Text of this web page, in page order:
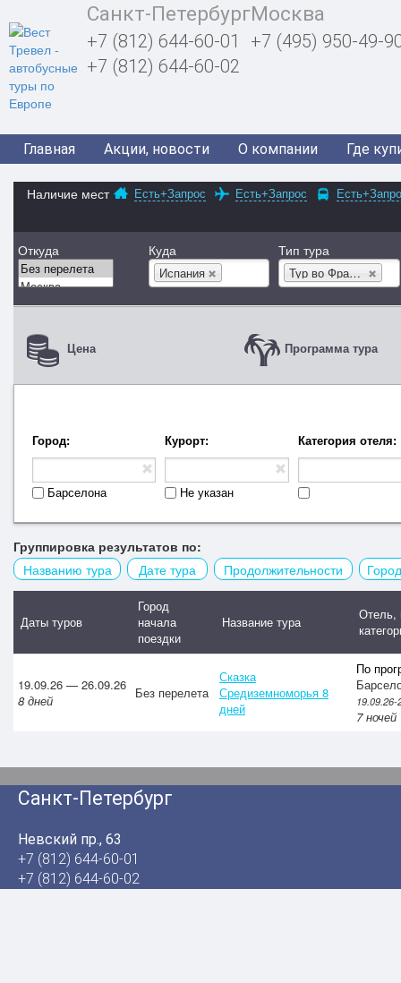
Санкт-Петербург
+7 (812) 644-60-01
+7 (812) 644-60-02
Москва
+7 (495) 950-49-
Главная Акции, новости О компании Где
Наличие мест Есть+Запрос Есть+Запрос
Откуда Куда Тип тура
Испания Тур во Францию
Цена Программа тура
Город:
Барселона
Курорт:
Не указан
Категория отеля:
Группировка результатов по:
Названию тура
Дате тура Продолжительности
Даты туров
Город
начала
поездки
Название тура
Отель,
19.09.26 — 26.09.26
8 дней Без перелета
Сказка
Средиземноморья 8
дней
По
19.09.26-
7 ночей
Санкт-Петербург
Невский пр., 63
+7 (812) 644-60-01
+7 (812) 644-60-02